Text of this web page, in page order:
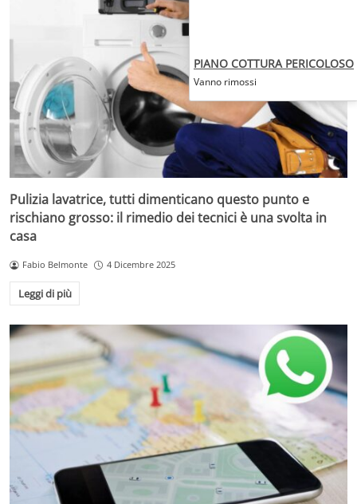
Pulizia lavatrice, tutti dimenticano questo punto e
rischiano grosso: il rimedio dei tecnici è una svolta in
casa
Fabio Belmonte 4 Dicembre 2025
Leggi di più
PIANO COTTURA PERICOLOSO
Vanno rimossi